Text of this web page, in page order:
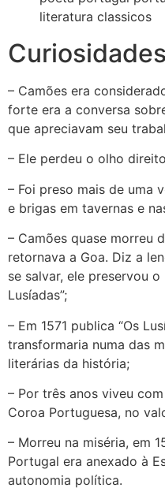
Curiosidades
– Camões era
forte era a conversa
que apreciavam seu
– Ele perdeu o olho
– Foi preso mais de uma
e brigas em tavernas e
– Camões quase morreu
retornava a Goa. Diz a
se salvar, ele preservou
Lusíadas”;
– Em 1571 publica “Os
transformaria numa das
literárias da história;
– Por três anos viveu
Coroa Portuguesa, no
– Morreu na miséria, em
Portugal era anexado à
autonomia política.